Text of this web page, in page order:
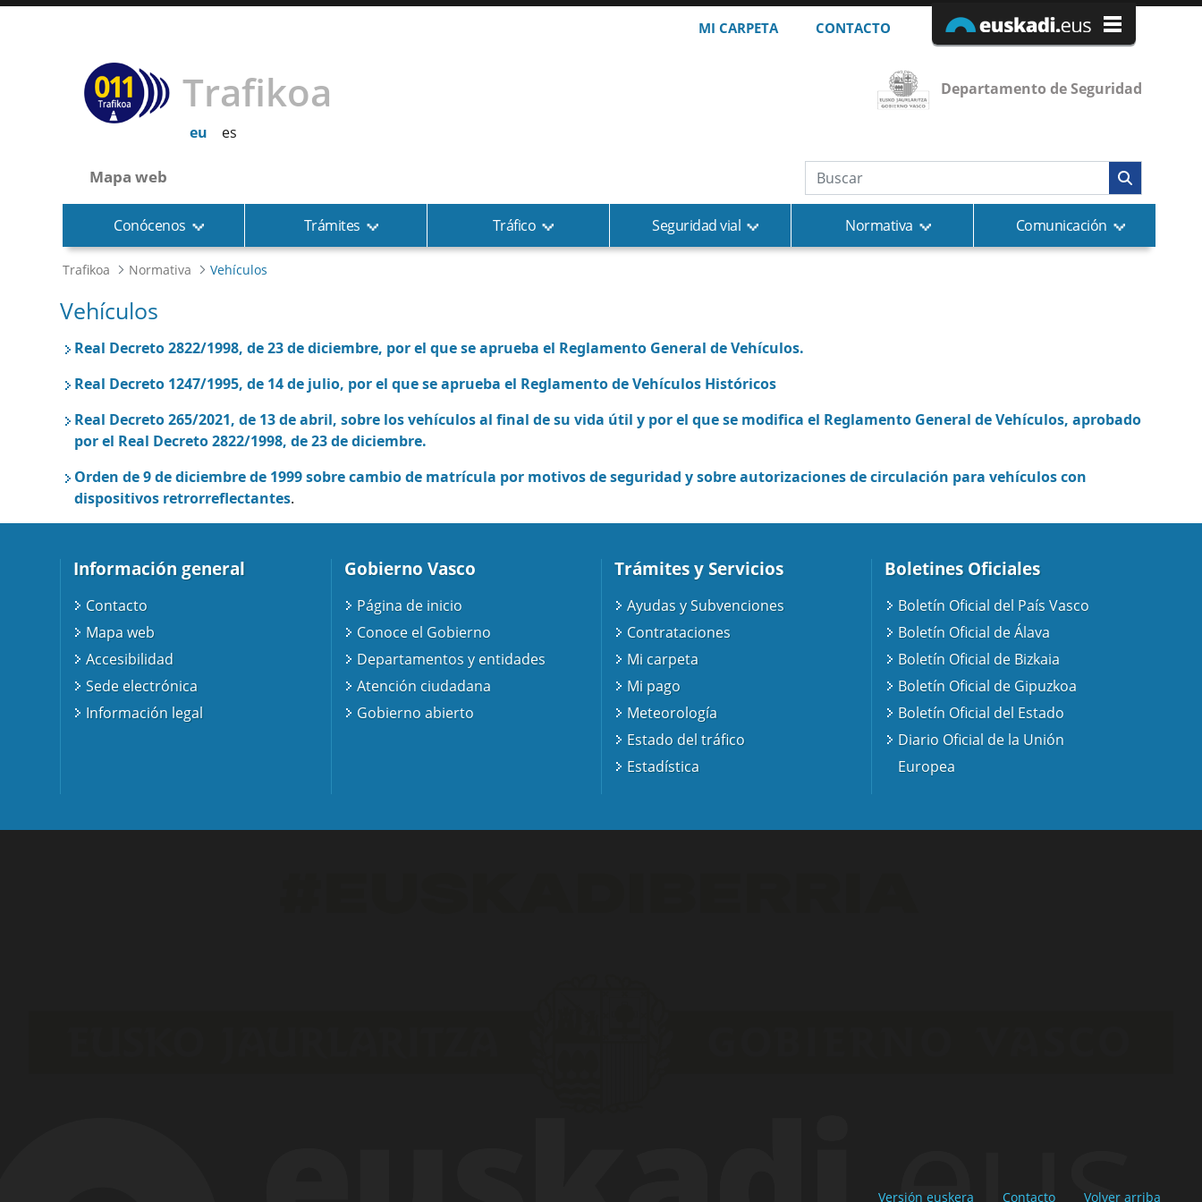
MI CARPETA CONTACTO
Trafikoa
eu es
Departamento de Seguridad
Mapa web Búsqueda web
Conócenos Trámites Tráfico Seguridad vial Normativa Comunicación
Trafikoa Normativa Vehículos
Vehículos
Real Decreto 2822/1998, de 23 de diciembre, por el que se aprueba el Reglamento General de Vehículos.
Real Decreto 1247/1995, de 14 de julio, por el que se aprueba el Reglamento de Vehículos Históricos
Real Decreto 265/2021, de 13 de abril, sobre los vehículos al final de su vida útil y por el que se modifica el Reglamento General de Vehículos, aprobado
por el Real Decreto 2822/1998, de 23 de diciembre.
Orden de 9 de diciembre de 1999 sobre cambio de matrícula por motivos de seguridad y sobre autorizaciones de circulación para vehículos con
dispositivos retrorreflectantes.
Información general
Contacto
Mapa web
Accesibilidad
Sede electrónica
Información legal
Gobierno Vasco
Página de inicio
Conoce el Gobierno
Departamentos y entidades
Atención ciudadana
Gobierno abierto
Trámites y Servicios
Ayudas y Subvenciones
Contrataciones
Mi carpeta
Mi pago
Meteorología
Estado del tráfico
Estadística
Boletines Oficiales
Boletín Oficial del País Vasco
Boletín Oficial de Álava
Boletín Oficial de Bizkaia
Boletín Oficial de Gipuzkoa
Boletín Oficial del Estado
Diario Oficial de la Unión
Europea
Versión euskera Contacto Volver arriba